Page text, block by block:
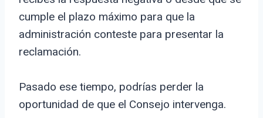
cumple el plazo máximo para que la
administración conteste para presentar la
reclamación.
Pasado ese tiempo, podrías perder la
oportunidad de que el Consejo intervenga.